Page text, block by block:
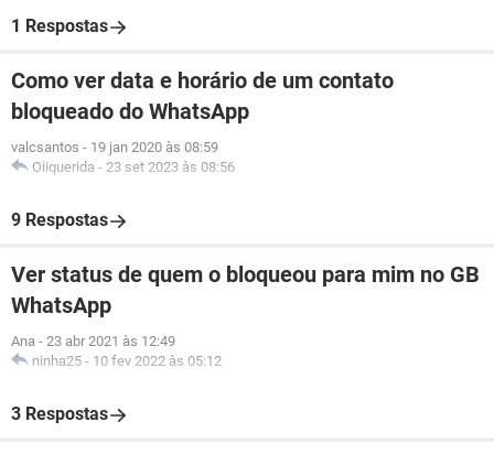
1 Respostas
Como ver data e horário de um contato
bloqueado do WhatsApp
valcsantos - 19 jan 2020 às 08:59
Oiiquerida - 23 set 2023 às 08:56
9 Respostas
Ver status de quem o bloqueou para mim no GB
WhatsApp
Ana - 23 abr 2021 às 12:49
ninha25 - 10 fev 2022 às 05:12
3 Respostas